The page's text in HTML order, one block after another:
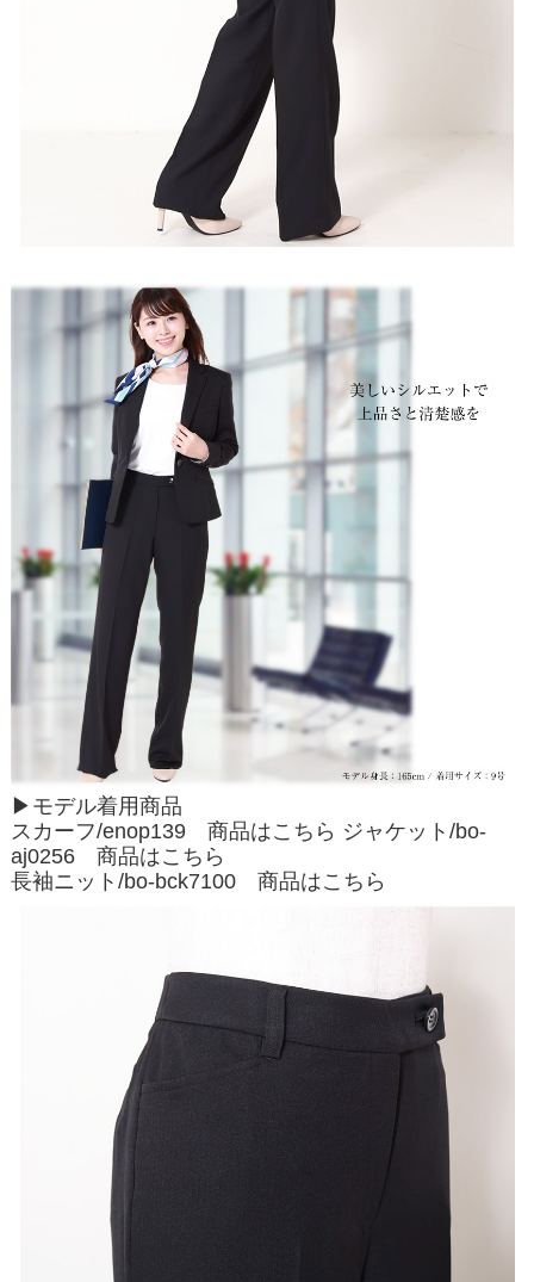
▶モデル着用商品
スカーフ/enop139 商品はこちら ジャケット/bo-
aj0256 商品はこちら
長袖ニット/bo-bck7100 商品はこちら